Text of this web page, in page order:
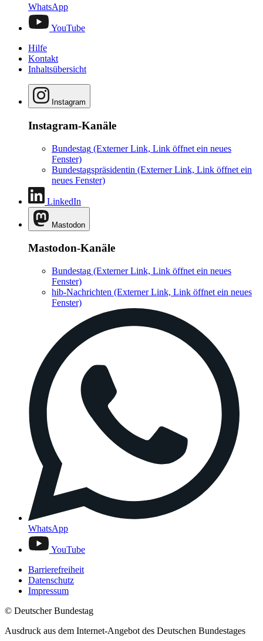
WhatsApp
YouTube
Hilfe
Kontakt
Inhaltsübersicht
Instagram
Instagram-Kanäle
Bundestag (Externer Link, Link öffnet ein neues
Fenster)
Bundestagspräsidentin (Externer Link, Link öffnet ein
neues Fenster)
LinkedIn
Mastodon
Mastodon-Kanäle
Bundestag (Externer Link, Link öffnet ein neues
Fenster)
hib-Nachrichten (Externer Link, Link öffnet ein neues
Fenster)
WhatsApp
YouTube
Barrierefreiheit
Datenschutz
Impressum
© Deutscher Bundestag
Ausdruck aus dem Internet-Angebot des Deutschen Bundestages